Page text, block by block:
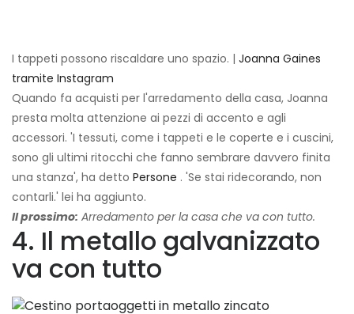
I tappeti possono riscaldare uno spazio. | Joanna Gaines
tramite Instagram
Quando fa acquisti per l'arredamento della casa, Joanna
presta molta attenzione ai pezzi di accento e agli
accessori. 'I tessuti, come i tappeti e le coperte e i cuscini,
sono gli ultimi ritocchi che fanno sembrare davvero finita
una stanza', ha detto Persone . 'Se stai ridecorando, non
contarli.' lei ha aggiunto.
Il prossimo: Arredamento per la casa che va con tutto.
4. Il metallo galvanizzato
va con tutto